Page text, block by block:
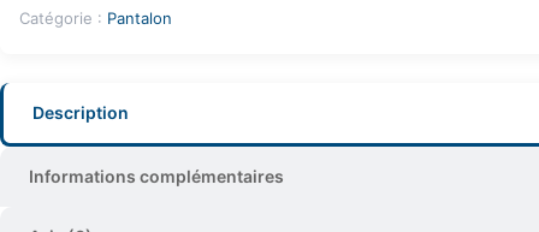
Catégorie : Pantalon
Description
Informations complémentaires